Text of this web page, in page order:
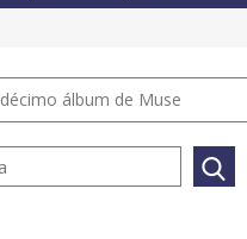
álbum de Muse